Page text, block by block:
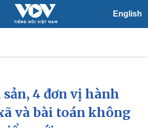
English
Xã hội
Tin 24h
Dự báo thời tiết
sản, 4 đơn vị hành
và bài toán không